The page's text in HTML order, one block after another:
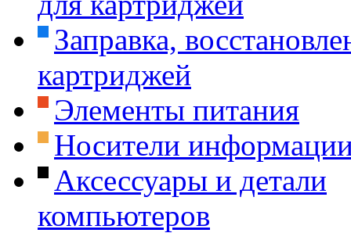
Заправка,
картриджей
Элементы питания
Носители
Аксессуары и детали
компьютеров